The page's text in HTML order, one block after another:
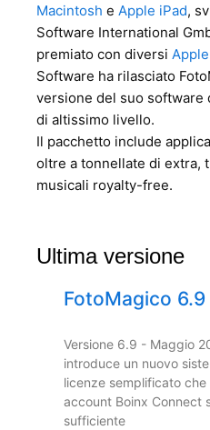
Macintosh e Apple iPad,
Software International
premiato con diversi
Software ha rilasciato
versione del suo software
di altissimo livello.
Il pacchetto include
oltre a tonnellate di extra,
musicali royalty-free.
Ultima versione
FotoMagico 6.9
Versione 6.9 - Maggio
introduce un nuovo
licenze semplificato
account Boinx Connect
sufficiente